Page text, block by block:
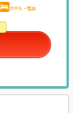
ホテル・宿泊